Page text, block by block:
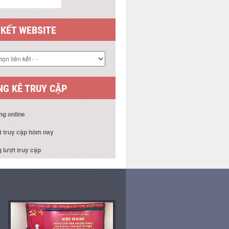
WEBSITE
KÊ TRUY CẬP
online
truy cập hôm nay
lượt truy cập